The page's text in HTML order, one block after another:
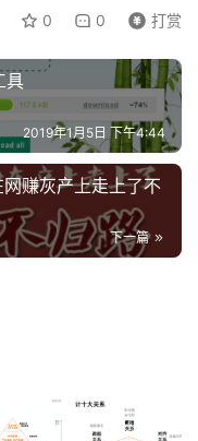
0 0 打赏
具
2019年1月5日 下午4:44
赚灰产上走上了不
下一篇